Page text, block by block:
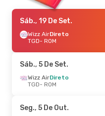
Sáb., 19 De Set.
Wizz AirDireto
TGD- ROM
Sáb., 5 De Set.
Wizz AirDireto
TGD- ROM
Seg., 5 De Out.